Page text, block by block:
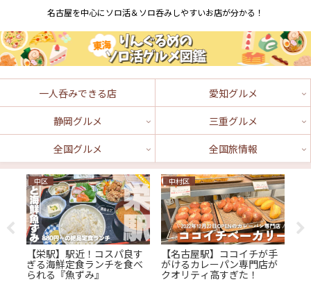
名古屋を中心にソロ活＆ソロ呑みしやすいお店が分かる！
一人呑みできる店
愛知グルメ
静岡グルメ
三重グルメ
全国グルメ
全国旅情報
中区
【栄駅】駅近！コスパ良す
ぎる海鮮定食ランチを食べ
られる『魚ずみ』
中村区
【名古屋駅】ココイチが手
がけるカレーパン専門店が
クオリティ高すぎた！